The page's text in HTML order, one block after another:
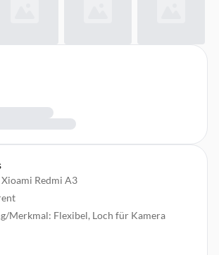
Redmi A3
Merkmal: Flexibel, Loch für Kamera